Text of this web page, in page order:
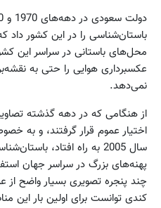
محل‌های باستانی در سراسر این
عکسبرداری هوایی را حتی به
نمی‌دهد.
از هنگامی که در دهه گذشته
اختیار عموم قرار گرفتند، و به
سال 2005 به راه افتاد،
پهنه‌های بزرگ در سراسر جهان
چند پنجره تصویری بسیار واضح
کندی توانست برای اولین بار این